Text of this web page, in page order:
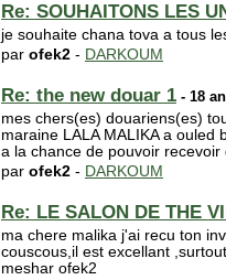
Re: SOUHAITONS LES
je souhaite chana tova a tous
par ofek2 - DARKOUM
Re: the new douar 1 - 18
mes chers(es) douariens(es)
maraine LALA MALIKA a ouled
a la chance de pouvoir
par ofek2 - DARKOUM
Re: LE SALON DE THE
ma chere malika j'ai recu ton
couscous,il est excellant
meshar ofek2